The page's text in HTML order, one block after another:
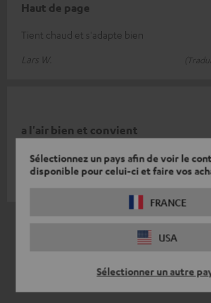
Sélectionnez un pays afin de voir le
disponible pour celui-ci et faire vos
FRANCE
USA
Sélectionner un autre
Haut de page
Tient chaud et s'adapte bien
Lars W.
a l'air bien et convient
très satisfait
Florian D.